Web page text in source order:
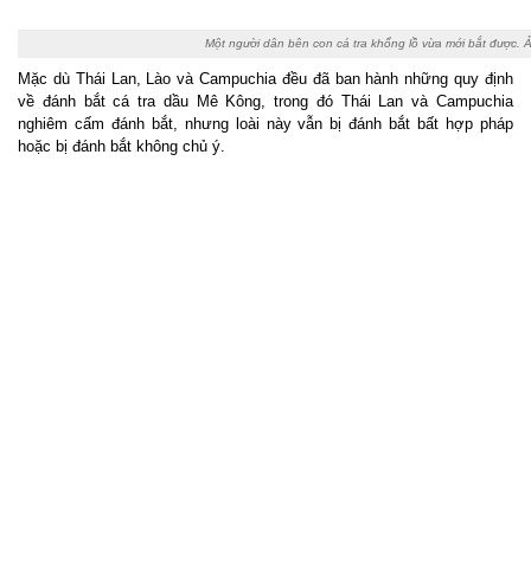
Một người dân bên con cá tra khổng lồ vừa mới bắt được. Ảnh:
Mặc dù Thái Lan, Lào và Campuchia đều đã ban hành những quy định
về đánh bắt cá tra dầu Mê Kông, trong đó Thái Lan và Campuchia
nghiêm cấm đánh bắt, nhưng loài này vẫn bị đánh bắt bất hợp pháp
hoặc bị đánh bắt không chủ ý.